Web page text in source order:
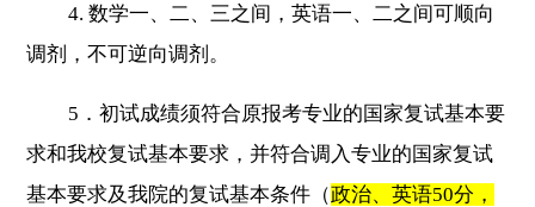
4. 数学一、二、三之间，英语一、二之间可顺向
调剂，不可逆向调剂。
5 ．初试成绩须符合原报考专业的国家复试基本要
求和我校复试基本要求，并符合调入专业的国家复试
基本要求及我院的复试基本条件（政治、英语50分，